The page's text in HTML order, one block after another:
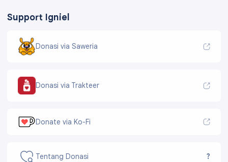
Support Igniel
Donasi via Saweria
Donasi via Trakteer
Donate via Ko-Fi
Tentang Donasi ?